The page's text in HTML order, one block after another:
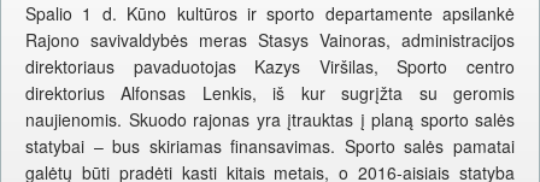
Spalio 1 d. Kūno kultūros ir sporto departamente apsilankė
Rajono savivaldybės meras Stasys Vainoras, administracijos
direktoriaus pavaduotojas Kazys Viršilas, Sporto centro
direktorius Alfonsas Lenkis, iš kur sugrįžta su geromis
naujienomis. Skuodo rajonas yra įtrauktas į planą sporto salės
statybai – bus skiriamas finansavimas. Sporto salės pamatai
galėtų būti pradėti kasti kitais metais, o 2016-aisiais statyba